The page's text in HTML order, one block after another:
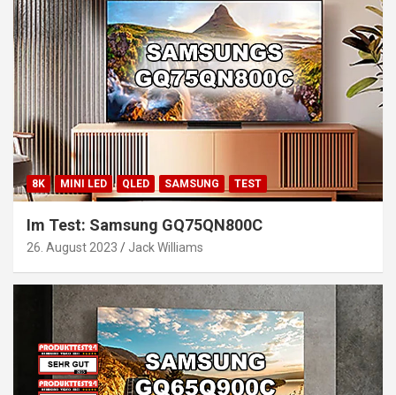
8K MINI LED QLED SAMSUNG TEST
Im Test: Samsung GQ75QN800C
26. August 2023 Jack Williams